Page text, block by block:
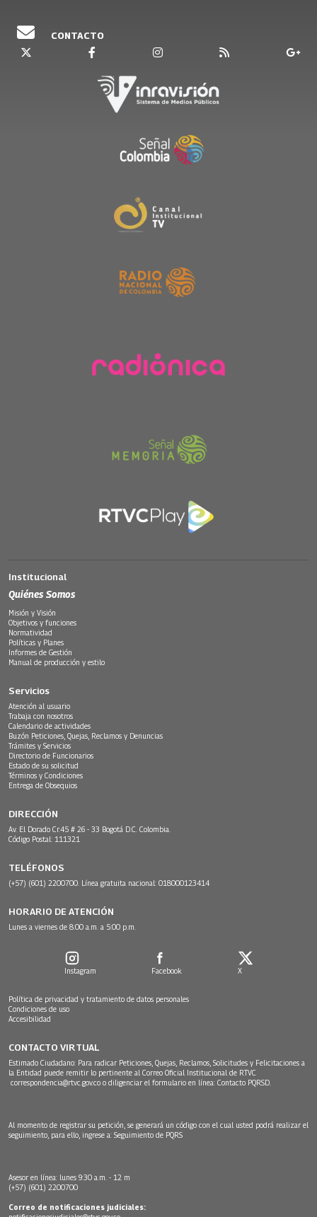
CONTACTO
Institucional
Quiénes Somos
Misión y Visión
Objetivos y funciones
Normatividad
Políticas y Planes
Informes de Gestión
Manual de producción y estilo
Servicios
Atención al usuario
Trabaja con nosotros
Calendario de actividades
Buzón Peticiones, Quejas, Reclamos y Denuncias
Trámites y Servicios
Directorio de Funcionarios
Estado de su solicitud
Términos y Condiciones
Entrega de Obsequios
DIRECCIÓN
Av. El Dorado Cr.45 # 26 - 33 Bogotá D.C. Colombia.
Código Postal: 111321
TELÉFONOS
(+57) (601) 2200700. Línea gratuita nacional: 018000123414
HORARIO DE ATENCIÓN
Lunes a viernes de 8:00 a.m. a 5:00 p.m.
Instagram Facebook X
Política de privacidad y tratamiento de datos personales
Condiciones de uso
Accesibilidad
CONTACTO VIRTUAL
Estimado Ciudadano: Para radicar Peticiones, Quejas, Reclamos, Solicitudes y Felicitaciones a
la Entidad puede remitir lo pertinente al Correo Oficial Institucional de RTVC
correspondencia@rtvc.gov.co o diligenciar el formulario en línea: Contacto PQRSD.
Al momento de registrar su petición, se generará un código con el cual usted podrá realizar el
seguimiento, para ello, ingrese a: Seguimiento de PQRS
Asesor en línea: lunes 9:30 a.m. - 12 m
(+57) (601) 2200700
Correo de notificaciones judiciales: